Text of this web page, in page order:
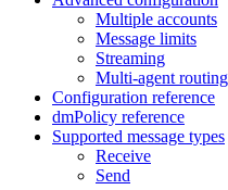
Multiple accounts
Message limits
Streaming
Multi-agent routing
Configuration reference
dmPolicy reference
Supported message types
Receive
Send